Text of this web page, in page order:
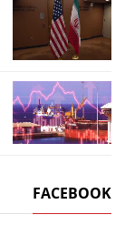
FACEBOOK